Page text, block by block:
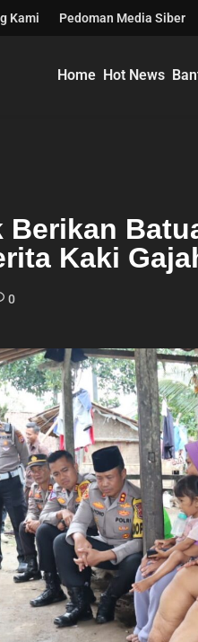
Kami Pedoman Media Siber
Home Hot News
Kaki
0